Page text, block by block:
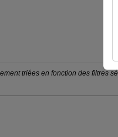
triées en fonction des filtres